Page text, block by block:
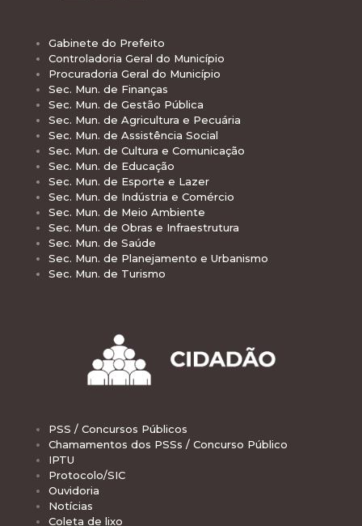
Gabinete do Prefeito
Controladoria Geral do Município
Procuradoria Geral do Município
Sec. Mun. de Finanças
Sec. Mun. de Gestão Pública
Sec. Mun. de Agricultura e Pecuária
Sec. Mun. de Assistência Social
Sec. Mun. de Cultura e Comunicação
Sec. Mun. de Educação
Sec. Mun. de Esporte e Lazer
Sec. Mun. de Indústria e Comércio
Sec. Mun. de Meio Ambiente
Sec. Mun. de Obras e Infraestrutura
Sec. Mun. de Saúde
Sec. Mun. de Planejamento e Urbanismo
Sec. Mun. de Turismo
PSS / Concursos Públicos
Chamamentos dos PSSs / Concurso Público
IPTU
Protocolo/SIC
Ouvidoria
Notícias
Coleta de lixo